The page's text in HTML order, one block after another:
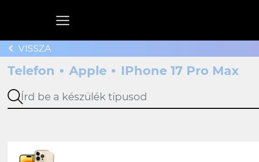
VISSZA
Telefon Apple IPhone 17 Pro Max